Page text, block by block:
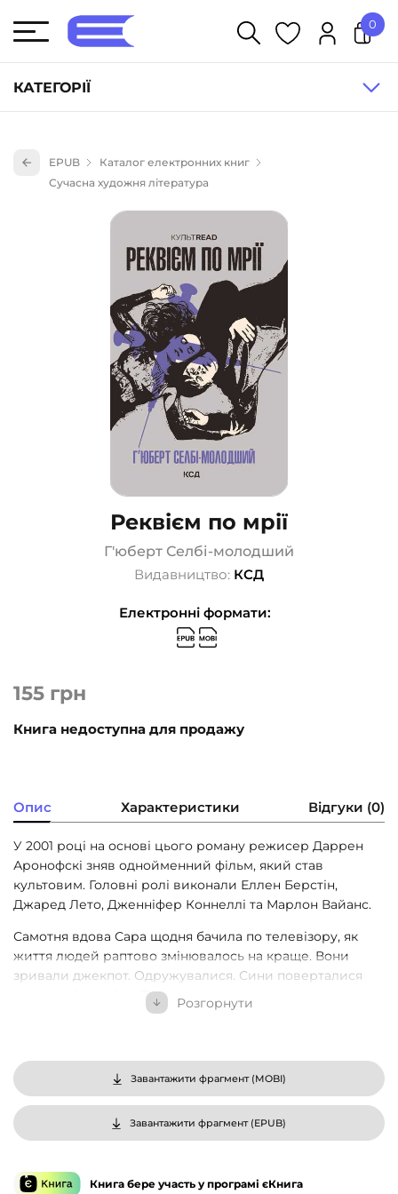
КАТЕГОРІЇ
Книги для дітей (836)
Науково-популярна література (1015)
Навчальна література та посібники (527)
Енциклопедії, довідники, словники (55)
Подарункові сертифікати (1)
0
EPUB
Каталог електронних книг
Сучасна художня література
Реквієм по мрії
Г'юберт Селбі-молодший
Видавництво: КСД
Електронні формати:
155 грн
Книга недоступна для продажу
Опис Характеристики Відгуки (0)
У 2001 році на основі цього роману режисер Даррен
Аронофскі зняв однойменний фільм, який став
культовим. Головні ролі виконали Еллен Берстін,
Джаред Лето, Дженніфер Коннеллі та Марлон Вайанс.
Самотня вдова Сара щодня бачила по телевізору, як
життя людей раптово змінювалось на краще. Вони
зривали джекпот. Одружувалися. Сини поверталися
додому. Усі раділи. Тому вона, навіть ризикуючи на
тиждень залишитися без обіду, поспішала викупити
міг жити без дози…
Та одного разу все зміниться: Сарі зателефонують із
телешоу, у Гаррі та його друга Тайрона з’явиться ідея
власного бізнесу, а кохана дівчина Гаррі, художниця
реальнішою за будь-яку річ, світ лежатиме у їхніх
Розгорнути
Завантажити фрагмент (MOBI)
Завантажити фрагмент (EPUB)
Книга бере участь у програмі єКнига